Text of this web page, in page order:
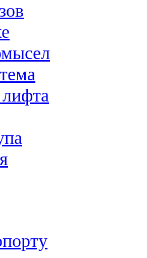
лифта